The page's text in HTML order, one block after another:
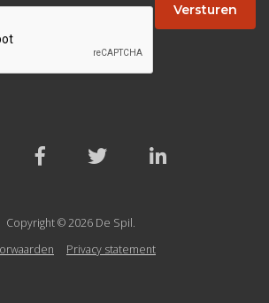
Versturen
Copyright © 2026 De Spil.
Privacy statement